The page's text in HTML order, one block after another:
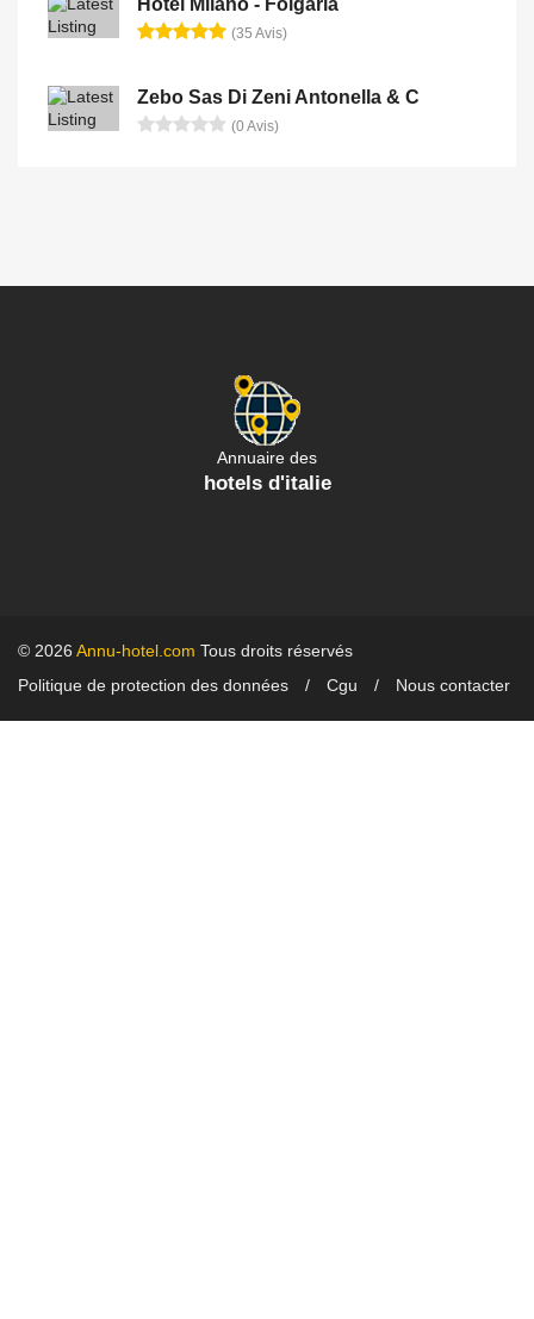
(35 Avis)
Zebo Sas Di Zeni Antonella & C
(0 Avis)
Annuaire des
hotels d'italie
© 2026 Annu-hotel.com Tous droits réservés
Politique de protection des données
Cgu Nous contacter